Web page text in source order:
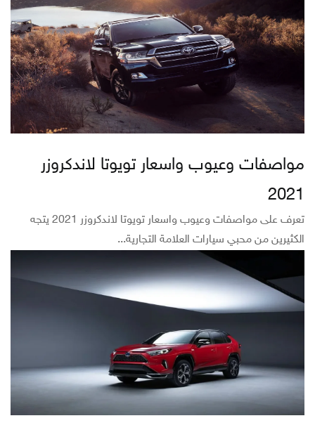
مواصفات وعيوب واسعار تويوتا لاندكروزر
2021
تعرف على مواصفات وعيوب واسعار تويوتا لاندكروزر 2021 يتجه
الكثيرين من محبي سيارات العلامة التجارية...